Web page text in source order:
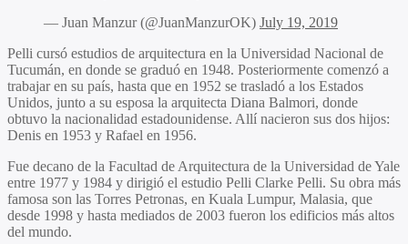
— Juan Manzur (@JuanManzurOK) July 19, 2019
Pelli cursó estudios de arquitectura en la Universidad Nacional de
Tucumán, en donde se graduó en 1948. Posteriormente comenzó a
trabajar en su país, hasta que en 1952 se trasladó a los Estados
Unidos, junto a su esposa la arquitecta Diana Balmori, donde
obtuvo la nacionalidad estadounidense. Allí nacieron sus dos hijos:
Denis en 1953 y Rafael en 1956.
Fue decano de la Facultad de Arquitectura de la Universidad de Yale
entre 1977 y 1984 y dirigió el estudio Pelli Clarke Pelli. Su obra más
famosa son las Torres Petronas, en Kuala Lumpur, Malasia, que
desde 1998 y hasta mediados de 2003 fueron los edificios más altos
del mundo.